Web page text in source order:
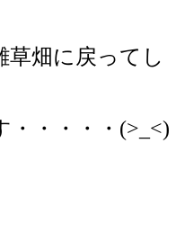
畑に戻ってし
・・・・(>_<)